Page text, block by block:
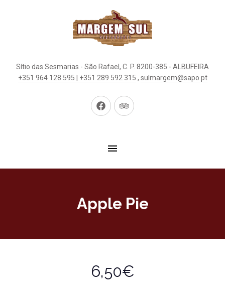
Sítio das Sesmarias - São Rafael, C. P. 8200-385 - ALBUFEIRA
+351 964 128 595 | +351 289 592 315 , sulmargem@sapo.pt
Neues Neues
Apple Pie
6,50€